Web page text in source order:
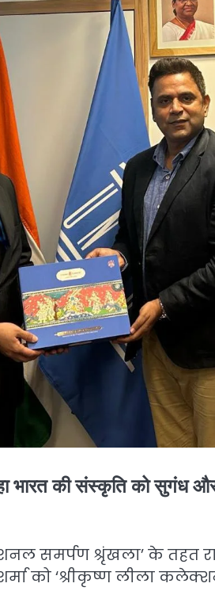
भारत की संस्कृति को सुगंध
समर्पण श्रृंखला’ के
को ‘श्रीकृष्ण लीला